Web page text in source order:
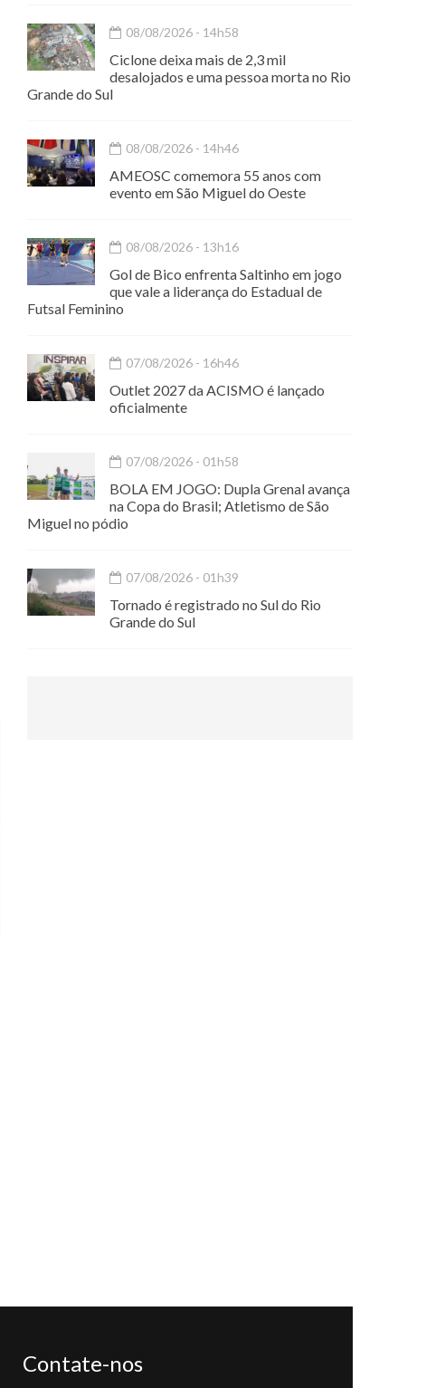
08/08/2026 - 14h58
Ciclone deixa mais de 2,3 mil
desalojados e uma pessoa morta no Rio
Grande do Sul
08/08/2026 - 14h46
AMEOSC comemora 55 anos com
evento em São Miguel do Oeste
08/08/2026 - 13h16
Gol de Bico enfrenta Saltinho em jogo
que vale a liderança do Estadual de
Futsal Feminino
07/08/2026 - 16h46
Outlet 2027 da ACISMO é lançado
oficialmente
07/08/2026 - 01h58
BOLA EM JOGO: Dupla Grenal avança
na Copa do Brasil; Atletismo de São
Miguel no pódio
07/08/2026 - 01h39
Tornado é registrado no Sul do Rio
Grande do Sul
Contate-nos